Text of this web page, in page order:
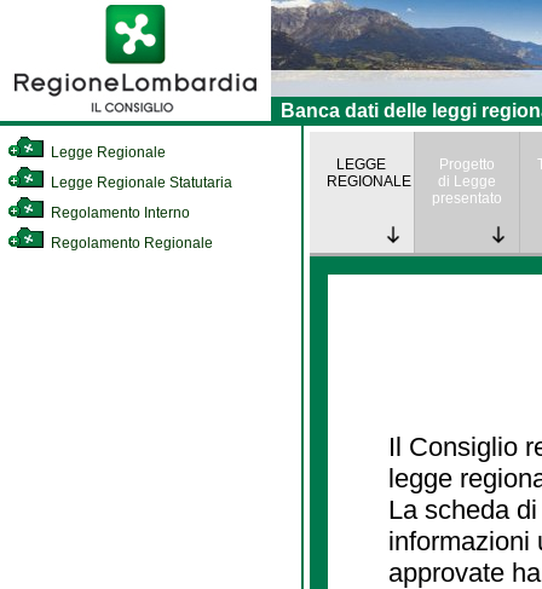
Banca dati delle leggi
Legge Regionale
Legge Regionale Statutaria
Regolamento Interno
Regolamento Regionale
LEGGE
REGIONALE
Progetto
di Legge
presentato
Il Consiglio
legge
La scheda
informazioni
approvate